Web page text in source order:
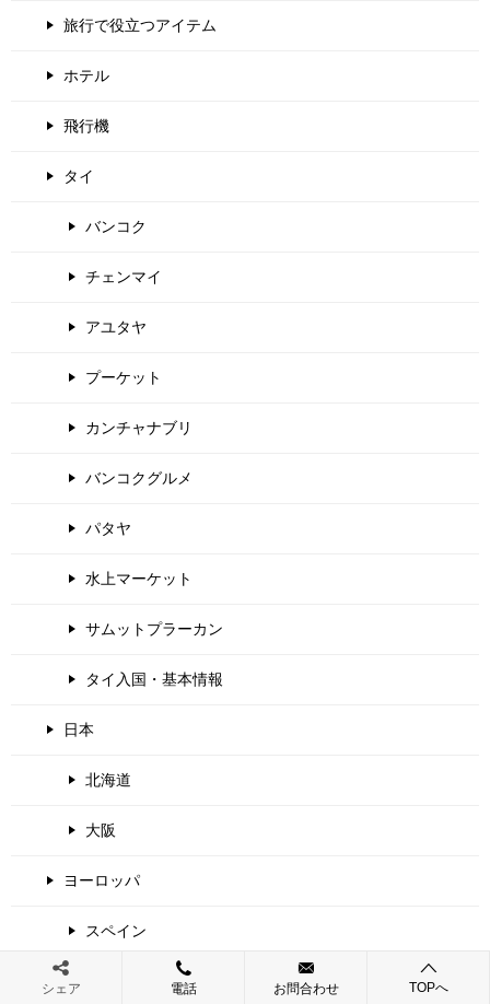
旅行で役立つアイテム
ホテル
飛行機
タイ
バンコク
チェンマイ
アユタヤ
プーケット
カンチャナブリ
バンコクグルメ
パタヤ
水上マーケット
サムットプラーカン
タイ入国・基本情報
日本
北海道
大阪
ヨーロッパ
スペイン
シェア 電話 お問合わせ TOPへ